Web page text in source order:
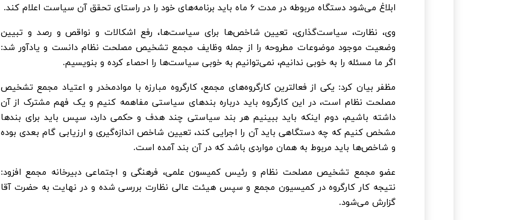
ابلاغ می‌شود دستگاه مربوطه در مدت ۶ ماه باید برنامه‌های خود را در راستای تحقق آن سیاست اعلام کند.
وی، نظارت، سیاست‌گذاری، تعیین شاخص‌ها برای سیاست‌ها، رفع اشکالات و نواقص و رصد و تبیین
وضعیت موجود موضوعات مطروحه را از جمله وظایف مجمع تشخیص مصلحت نظام دانست و یادآور شد:
اگر ما مسئله را به خوبی ندانیم، نمی‌توانیم به خوبی سیاست‌ها را احصاء کرده و بنویسیم.
مظفر بیان کرد: یکی از فعالترین کارگروه‌های مجمع، کارگروه مبارزه با موادمخدر و اعتیاد مجمع تشخیص
مصلحت نظام است، در این کارگروه باید درباره بندهای سیاستی مفاهمه کنیم و یک فهم مشترک از آن
داشته باشیم، دوم اینکه باید ببینیم هر بند سیاستی چند هدف و حکمی دارد، سپس باید برای بندها
مشخص کنیم که چه دستگاهی باید آن را اجرایی کند، تعیین شاخص اندازه‌گیری و ارزیابی گام بعدی بوده
و شاخص‌ها باید مربوط به همان مواردی باشد که در آن بند آمده است.
عضو مجمع تشخیص مصلحت نظام و رئیس کمیسون علمی، فرهنگی و اجتماعی دبیرخانه مجمع افزود:
نتیجه کار کارگروه در کمیسیون مجمع و سپس هیئت عالی نظارت بررسی شده و در نهایت به حضرت آقا
گزارش می‌شود.